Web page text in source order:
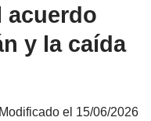
acuerdo
y la caída
el 15/06/2026